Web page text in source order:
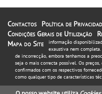
Contactos
Política de
Condições Gerais de Utilização
Mapa do Site
informação
exaustiva nem
de incorrecção, embora tenhamos a
seja o mais correcta possível. Os
confirmados com os respectivos
como qualquer tipo de características